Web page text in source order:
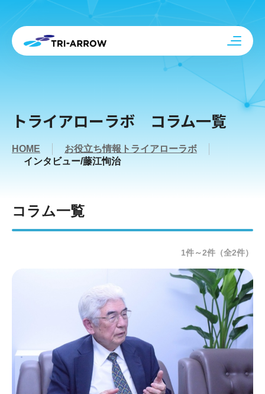
トライアローラボ コラム一覧
HOME
お役立ち情報トライアローラボ
インタビュー/藤江恂治
コラム一覧
1件～2件（全2件）